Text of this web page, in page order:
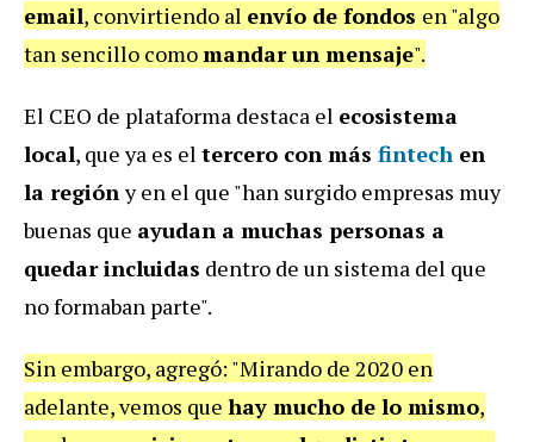
email, convirtiendo al envío de fondos en "algo
tan sencillo comomandar un mensaje".
El CEO de plataforma destaca el ecosistema
local, que ya es el tercero con más fintech en
la regióny en el que "han surgido empresas muy
buenas que ayudan a muchas personas a
quedar incluidas dentro de un sistema del que
no formaban parte".
Sin embargo, agregó: "Mirando de 2020 en
adelante, vemos que hay mucho de lo mismo,